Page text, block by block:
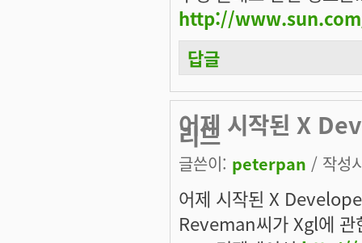
http://
답글
어제 시작된 X
리드
글쓴이: peterpan / 작성
어제 시작된 X
Reveman씨가 Xgl에 관